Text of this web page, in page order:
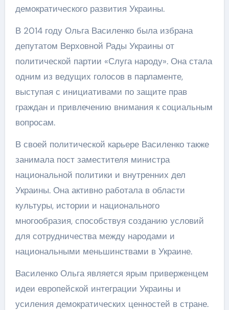
демократического развития Украины.
В 2014 году Ольга Василенко была избрана
депутатом Верховной Рады Украины от
политической партии «Слуга народу». Она стала
одним из ведущих голосов в парламенте,
выступая с инициативами по защите прав
граждан и привлечению внимания к социальным
вопросам.
В своей политической карьере Василенко также
занимала пост заместителя министра
национальной политики и внутренних дел
Украины. Она активно работала в области
культуры, истории и национального
многообразия, способствуя созданию условий
для сотрудничества между народами и
национальными меньшинствами в Украине.
Василенко Ольга является ярым приверженцем
идеи европейской интеграции Украины и
усиления демократических ценностей в стране.